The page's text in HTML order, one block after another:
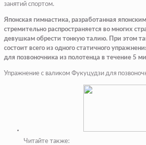
занятий спортом.
Японская гимнастика, разработанная
стремительно распространяется во многих
девушкам обрести тонкую талию. При этом
состоит всего из одного статичного
для позвоночника из полотенца в течение 5
Упражнение с валиком Фукуцудзи для
Читайте также: